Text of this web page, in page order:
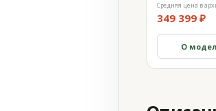
Средняя цена в
349 399 ₽
О